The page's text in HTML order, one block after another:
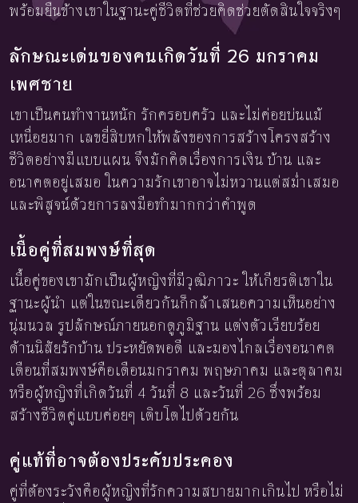
พร้อมยืนข้างเขาในฐานะคู่ชีวิตที่ช่วยคิดช่วยตัดสินใจจริงๆ
ลักษณะเด่นของคนเกิดวันที่ 26 มกราคม
เพศชาย
เขาเป็นคนทำงานหนัก รักครอบครัว และไม่ค่อยบ่นแม้
เหนื่อยมาก เลขยี่สิบหกให้พลังของการสร้างโครงสร้าง
ชีวิตอย่างมีแบบแผน จึงมักคิดเรื่องการเงิน บ้าน และ
อนาคตอยู่เสมอ ในความรักเขาอาจไม่หวานแต่สม่ำเสมอ
และพิสูจน์ด้วยการลงมือทำมากกว่าคำพูด
เนื้อคู่ที่สมพงษ์ที่สุด
เนื้อคู่ของเขามักเป็นผู้หญิงที่มีวุฒิภาวะ ให้เกียรติเขาใน
ฐานะผู้นำ แต่ในขณะเดียวกันก็กล้าเสนอความเห็นอย่าง
นุ่มนวล รูปลักษณ์ภายนอกดูภูมิฐาน แต่งตัวเรียบร้อย
ด้านนิสัยรักบ้าน ประหยัดพอดี และมองไกลเรื่องอนาคต
เดือนที่สมพงษ์คือเดือนมกราคม พฤษภาคม และตุลาคม
หรือผู้หญิงที่เกิดวันที่ 4 วันที่ 8 และวันที่ 26 ซึ่งพร้อม
สร้างชีวิตคู่แบบค่อยๆ เติบโตไปด้วยกัน
คู่แท้ที่อาจต้องประคับประคอง
คู่ที่ต้องระวังคือผู้หญิงที่รักความสบายมากเกินไป หรือไม่